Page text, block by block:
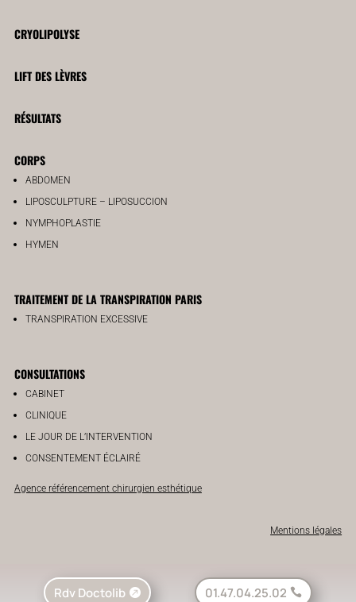
CRYOLIPOLYSE
LIFT DES LÈVRES
RÉSULTATS
CORPS
ABDOMEN
LIPOSCULPTURE – LIPOSUCCION
NYMPHOPLASTIE
HYMEN
TRAITEMENT DE LA TRANSPIRATION PARIS
TRANSPIRATION EXCESSIVE
CONSULTATIONS
CABINET
CLINIQUE
LE JOUR DE L’INTERVENTION
CONSENTEMENT ÉCLAIRÉ
Agence référencement chirurgien esthétique
Mentions légales
Rdv Doctolib 01.47.04.25.02